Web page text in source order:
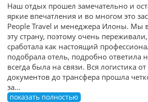
Наш отдых прошел замечательно и
яркие впечатления и во многом это
People Travel и менеджера Илоны. Мы
эту страну, поэтому очень
сработала как настоящий
подобрала отель, подробно ответила
всегда была на связи. Вся логистика
документов до трансфера прошла
за...
показать полностью